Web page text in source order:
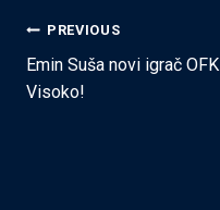
Post
navigation
PREVIOUS
Emin Suša novi igrač OFK
Visoko!